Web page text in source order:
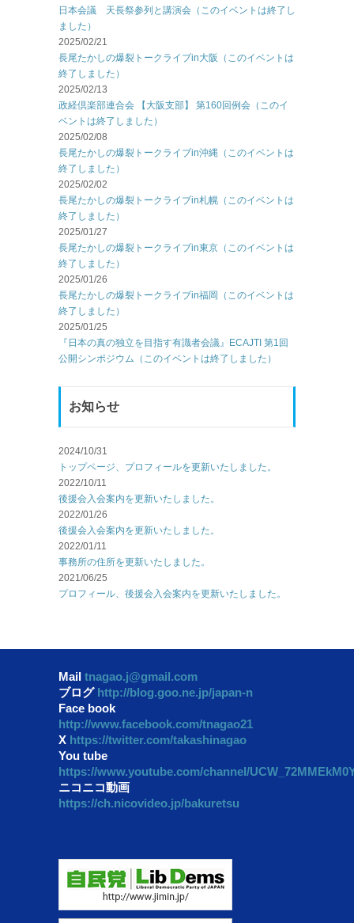
日本会議 天長祭参列と講演会（このイベントは終了し
ました）
2025/02/21
長尾たかしの爆裂トークライブin大阪（このイベントは
終了しました）
2025/02/13
政経倶楽部連合会 【大阪支部】 第160回例会（このイ
ベントは終了しました）
2025/02/08
長尾たかしの爆裂トークライブin沖縄（このイベントは
終了しました）
2025/02/02
長尾たかしの爆裂トークライブin札幌（このイベントは
終了しました）
2025/01/27
長尾たかしの爆裂トークライブin東京（このイベントは
終了しました）
2025/01/26
長尾たかしの爆裂トークライブin福岡（このイベントは
終了しました）
2025/01/25
『日本の真の独立を目指す有識者会議』ECAJTI 第1回
公開シンポジウム（このイベントは終了しました）
お知らせ
2024/10/31
トップページ、プロフィールを更新いたしました。
2022/10/11
後援会入会案内を更新いたしました。
2022/01/26
後援会入会案内を更新いたしました。
2022/01/11
事務所の住所を更新いたしました。
2021/06/25
プロフィール、後援会入会案内を更新いたしました。
Mail tnagao.j@gmail.com
ブログ http://blog.goo.ne.jp/japan-n
Face book
http://www.facebook.com/tnagao21
X https://twitter.com/takashinagao
You tube
https://www.youtube.com/channel/
ニコニコ動画
https://ch.nicovideo.jp/bakuretsu